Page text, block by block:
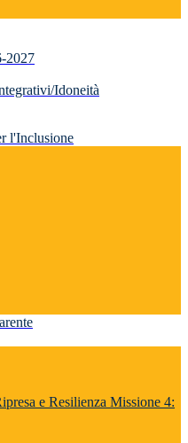
2027
Idoneità
l'Inclusione
e Resilienza Missione 4: